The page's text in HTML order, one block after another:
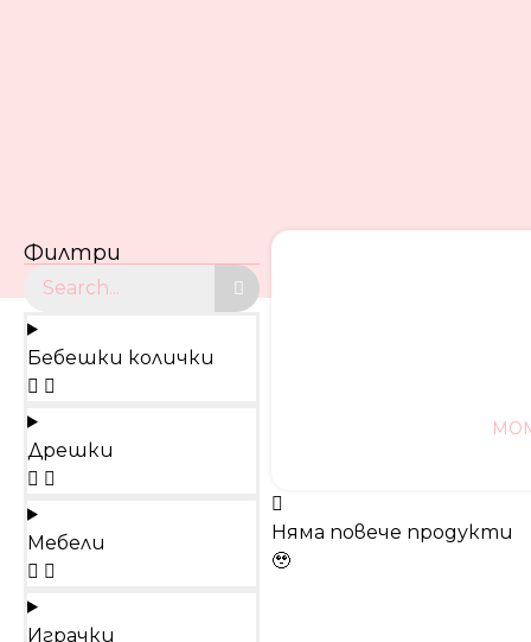
Филтри
Бебешки колички
Дрешки
Мебели
Играчки
Няма повече продукти
🥹